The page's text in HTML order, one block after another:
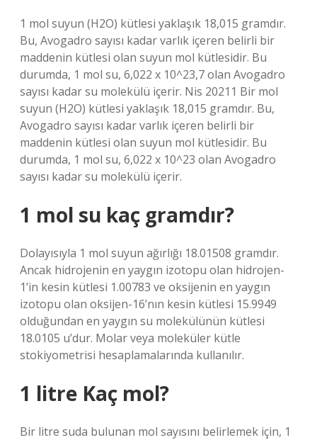
1 mol suyun (H2O) kütlesi yaklaşık 18,015 gramdır.
Bu, Avogadro sayısı kadar varlık içeren belirli bir
maddenin kütlesi olan suyun mol kütlesidir. Bu
durumda, 1 mol su, 6,022 x 10^23,7 olan Avogadro
sayısı kadar su molekülü içerir. Nis 20211 Bir mol
suyun (H2O) kütlesi yaklaşık 18,015 gramdır. Bu,
Avogadro sayısı kadar varlık içeren belirli bir
maddenin kütlesi olan suyun mol kütlesidir. Bu
durumda, 1 mol su, 6,022 x 10^23 olan Avogadro
sayısı kadar su molekülü içerir.
1 mol su kaç gramdır?
Dolayısıyla 1 mol suyun ağırlığı 18.01508 gramdır.
Ancak hidrojenin en yaygın izotopu olan hidrojen-
1’in kesin kütlesi 1.00783 ve oksijenin en yaygın
izotopu olan oksijen-16’nın kesin kütlesi 15.9949
olduğundan en yaygın su molekülünün kütlesi
18.0105 u’dur. Molar veya moleküler kütle
stokiyometrisi hesaplamalarında kullanılır.
1 litre Kaç mol?
Bir litre suda bulunan mol sayısını belirlemek için, 1